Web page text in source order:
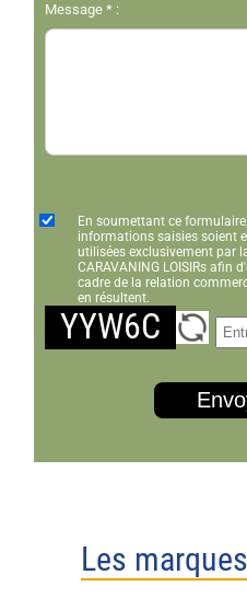
Message * :
En soumettant ce
informations saisies soient
utilisées exclusivement par
CARAVANING LOISIRs afin
cadre de la relation
en résultent.
YYW6C
Les